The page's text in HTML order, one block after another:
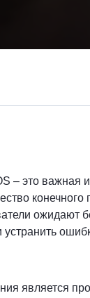
– это важная
является